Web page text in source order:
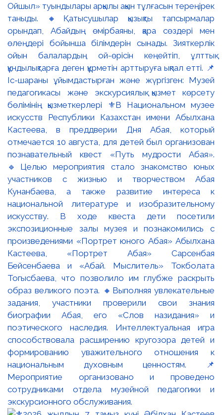
Ойшыл» туындылары арқылы ақын тұлғасын тереңірек
таныды. 🔸Қатысушылар қызықты тапсырмалар
орындап, Абайдың өмірбаяны, қара сөздері мен
өлеңдері бойынша білімдерін сынады. Зияткерлік
ойын балалардың ой-өрісін кеңейтіп, ұлттық
құндылықтарға деген құрметін арттыруға ықпал етті. 📌
Іс-шараны ұйымдастырған және жүргізген: Музей
педагогикасы және экскурсиялық қызмет көрсету
бөлімінің қызметкерлері ⚜️В Национальном музее
искусств Республики Казахстан имени Абылхана
Кастеева, в преддверии Дня Абая, который
отмечается 10 августа, для детей был организован
познавательный квест «Путь мудрости Абая».
🔹Целью мероприятия стало знакомство юных
участников с жизнью и творчеством Абая
Кунанбаева, а также развитие интереса к
национальной литературе и изобразительному
искусству. В ходе квеста дети посетили
экспозиционные залы музея и познакомились с
произведениями «Портрет юного Абая» Абылхана
Кастеева, «Портрет Абая» Сарсенбая
Бейсенбаева и «Абай. Мыслитель» Токболата
Тогысбаева, что позволило им глубже раскрыть
образ великого поэта. 🔸Выполняя увлекательные
задания, участники проверили свои знания
биографии Абая, его «Слов назидания» и
поэтического наследия. Интеллектуальная игра
способствовала расширению кругозора детей и
формированию уважительного отношения к
национальным духовным ценностям. 📌
Мероприятие организовано и проведено
сотрудниками отдела музейной педагогики и
экскурсионного обслуживания.